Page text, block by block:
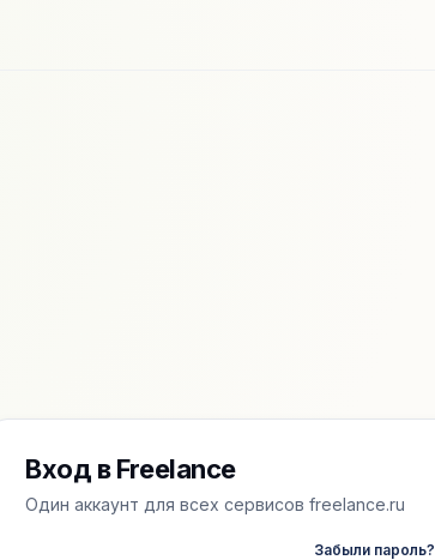
Вход в Freelance
Один аккаунт для всех сервисов freelance.ru
Забыли пароль?